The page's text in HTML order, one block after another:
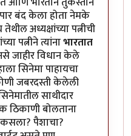
बंद केला होता नेमके
अध्यक्षांच्या पत्नीची
पत्नीने त्यांनाभारतात
जाहीर विधान केले
सिनेमा पाहायचा
जबरदस्ती केलेली
साथीदार
ठिकाणी बोलताना
पैशाचा?